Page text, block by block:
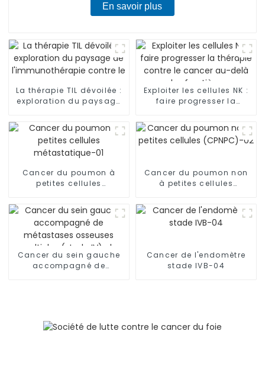
En savoir plus
La thérapie TIL dévoilée :
exploration du paysage
contre le cancer
Exploiter les cellules NK :
faire progresser la
au-delà des frontières
Cancer du poumon à
petites cellules
Cancer du poumon non
à petites cellules
Cancer du sein gauche
accompagné de
lymphangite
carcinomateuse dans
Cancer de l'endomètre
stade IVB-04